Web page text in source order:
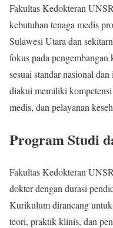
Fakultas Kedokteran
kebutuhan tenaga medis
Sulawesi Utara dan
fokus pada
sesuai standar nasional
diakui memiliki
medis, dan pelayanan
Program Studi
Fakultas Kedokteran
dokter dengan durasi
Kurikulum dirancang
teori, praktik klinis, dan